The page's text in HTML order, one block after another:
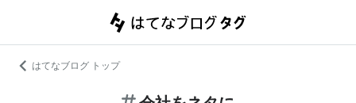
はてなブログ トップ